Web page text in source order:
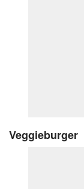
Veggieburger